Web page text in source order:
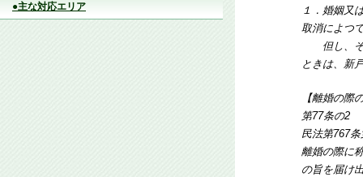
●主な対応エリア
１．婚姻又
取消によつ
但し、そ
ときは、新
【離婚の際
第77条の2
民法第767
離婚の際に
の旨を届け